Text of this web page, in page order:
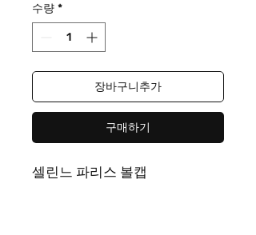
수량 *
장바구니추가
구매하기
셀린느 파리스 볼캡